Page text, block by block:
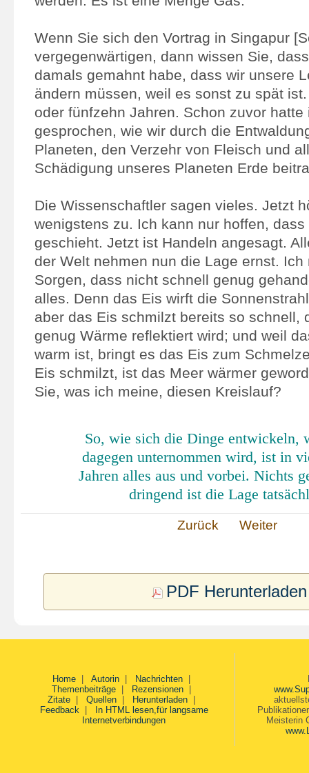
Wenn Sie sich den Vortrag in Singapur
vergegenwärtigen, dann wissen Sie,
damals gemahnt habe, dass wir unsere
ändern müssen, weil es sonst zu spät
oder fünfzehn Jahren. Schon zuvor
gesprochen, wie wir durch die
Planeten, den Verzehr von Fleisch und
Schädigung unseres Planeten Erde
Die Wissenschaftler sagen vieles. Jetzt
wenigstens zu. Ich kann nur hoffen,
geschieht. Jetzt ist Handeln angesagt.
der Welt nehmen nun die Lage ernst. Ich
Sorgen, dass nicht schnell genug
alles. Denn das Eis wirft die
aber das Eis schmilzt bereits so schnell,
genug Wärme reflektiert wird; und weil
warm ist, bringt es das Eis zum
Eis schmilzt, ist das Meer wärmer
Sie, was ich meine, diesen Kreislauf?
So, wie sich die Dinge entwickeln,
dagegen unternommen wird, ist in
Jahren alles aus und vorbei. Nichts
dringend ist die Lage
Zurück Weiter
PDF Herunterladen
Home| Autorin| Nachrichten|
Themenbeiträge| Rezensionen|
Zitate| Quellen| Herunterladen|
Feedback|
In HTML lesen,für langsame
Internetverbindungen
Meisterin